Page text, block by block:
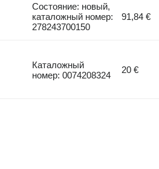
Состояние: новый,
каталожный номер:
278243700150
91,84 €
Каталожный
номер: 0074208324
20 €